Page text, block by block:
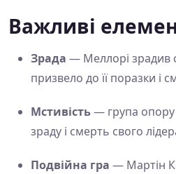
Важливі
Зрада — Меллорі зрадив
призвело до її поразки і
Мстивість— група опору
зраду і смерть свого
Подвійна гра — Мартін